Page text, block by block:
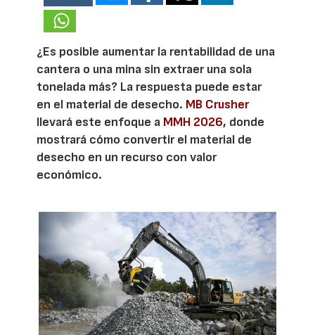
¿Es posible aumentar la rentabilidad de una
cantera o una mina sin extraer una sola
tonelada más? La respuesta puede estar
en el material de desecho. MB Crusher
llevará este enfoque a MMH 2026, donde
mostrará cómo convertir el material de
desecho en un recurso con valor
económico.